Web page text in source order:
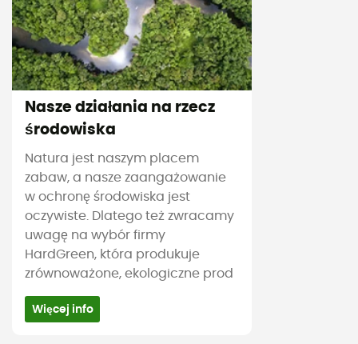
Nasze działania na rzecz
środowiska
Natura jest naszym placem
zabaw, a nasze zaangażowanie
w ochronę środowiska jest
oczywiste. Dlatego też zwracamy
uwagę na wybór firmy
HardGreen, która produkuje
zrównoważone, ekologiczne prod
Więcej info